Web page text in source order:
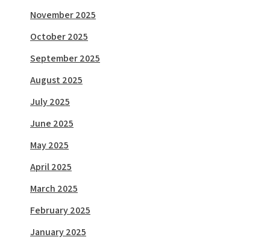
November 2025
October 2025
September 2025
August 2025
July 2025
June 2025
May 2025
April 2025
March 2025
February 2025
January 2025